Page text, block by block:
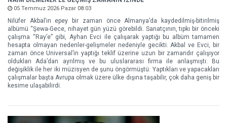
05 Temmuz 2026 Pazar 08:03
Nilüfer Akbal’ın epey bir zaman önce Almanya’da kaydedilmiş-bitirilmiş
albümü “Şewa-Gece, nihayet gün yüzü görebildi. Sanatçının, tıpkı bir önceki
çalışma “Ray’e” gibi, Ayhan Evci ile çalışarak yaptığı bu albüm tamamen
hesapta olmayan nedenler-gelişmeler nedeniyle gecikti. Akbal ve Evci, bir
zaman önce Universal’in yaptığı teklif üzerine uzun bir zamandır çalışıyor
oldukları Ada’dan ayrılmış ve bu uluslararası firma ile anlaşmıştı. Bu
değişiklik ile her iki müzisyen de şunu öngörmüştü: Yaptıkları ve yapacakları
çalışmalar başta Avrupa olmak üzere ülke dışına taşabilir, çok daha geniş bir
kesime ulaşabilirdi.